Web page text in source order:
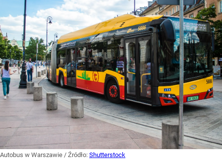
Autobus w Warszawie / Źródło: Shutterstock